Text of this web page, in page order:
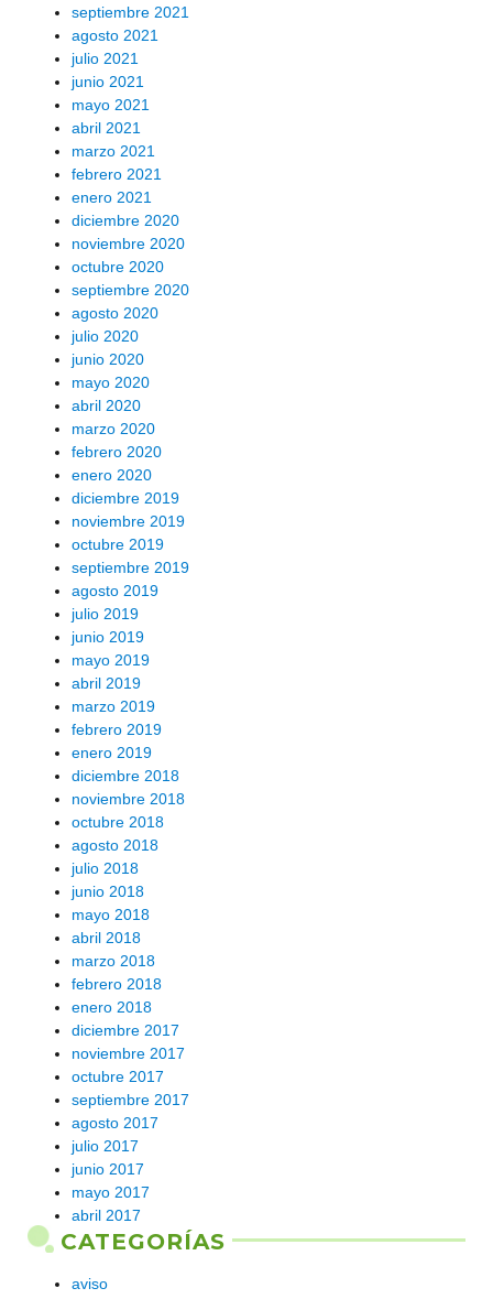
septiembre 2021
agosto 2021
julio 2021
junio 2021
mayo 2021
abril 2021
marzo 2021
febrero 2021
enero 2021
diciembre 2020
noviembre 2020
octubre 2020
septiembre 2020
agosto 2020
julio 2020
junio 2020
mayo 2020
abril 2020
marzo 2020
febrero 2020
enero 2020
diciembre 2019
noviembre 2019
octubre 2019
septiembre 2019
agosto 2019
julio 2019
junio 2019
mayo 2019
abril 2019
marzo 2019
febrero 2019
enero 2019
diciembre 2018
noviembre 2018
octubre 2018
agosto 2018
julio 2018
junio 2018
mayo 2018
abril 2018
marzo 2018
febrero 2018
enero 2018
diciembre 2017
noviembre 2017
octubre 2017
septiembre 2017
agosto 2017
julio 2017
junio 2017
mayo 2017
abril 2017
CATEGORÍAS
aviso